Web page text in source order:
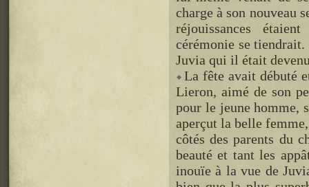
charge à son nouveau
réjouissances
cérémonie se
Juvia qui il était
La fête avait débuté
Lieron, aimé de son
pour le jeune homme,
aperçut la belle
côtés des parents du
beauté et tant les
inouïe à la vue de